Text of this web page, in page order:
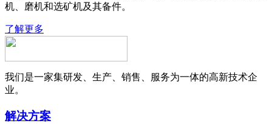
机、磨机和选矿机及其备件。
了解更多
我们是一家集研发、生产、销售、服务为一体的高新技术企
业。
解决方案